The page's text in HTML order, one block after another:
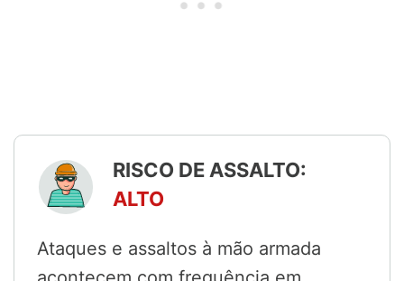
RISCO DE ASSALTO:
ALTO
Ataques e assaltos à mão armada